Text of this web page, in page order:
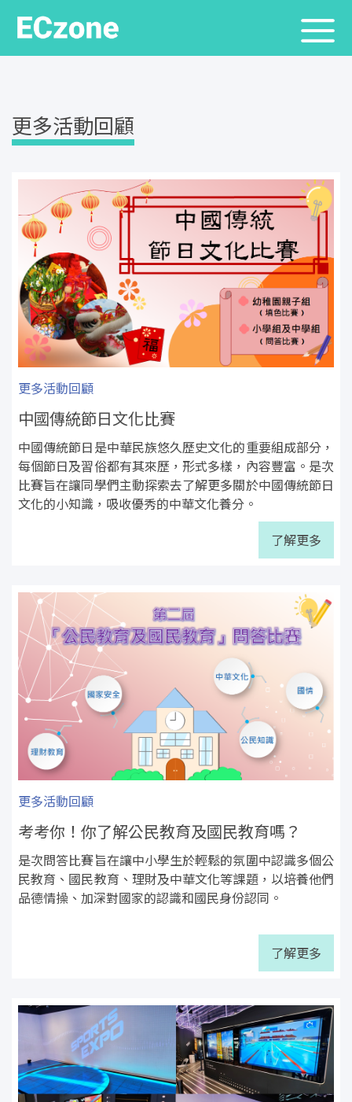
更多活動回顧
更多活動回顧
中國傳統節日文化比賽
中國傳統節日是中華民族悠久歷史文化的重要組成部分，
每個節日及習俗都有其來歷，形式多樣，內容豐富。是次
比賽旨在讓同學們主動探索去了解更多關於中國傳統節日
文化的小知識，吸收優秀的中華文化養分。
了解更多
更多活動回顧
考考你！你了解公民教育及國民教育嗎？
是次問答比賽旨在讓中小學生於輕鬆的氛圍中認識多個公
民教育、國民教育、理財及中華文化等課題，以培養他們
品德情操、加深對國家的認識和國民身份認同。
了解更多